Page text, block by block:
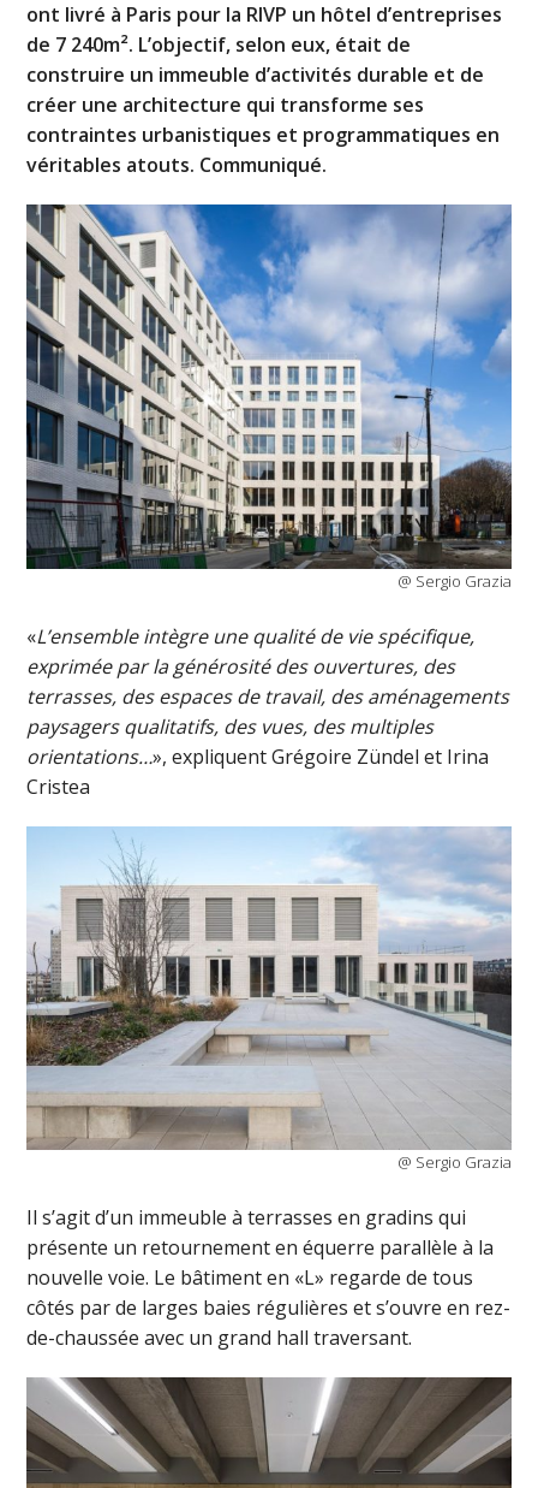
ont livré à Paris pour la RIVP un hôtel d’entreprises
de 7 240m². L’objectif, selon eux, était de
construire un immeuble d’activités durable et de
créer une architecture qui transforme ses
contraintes urbanistiques et programmatiques en
véritables atouts. Communiqué.
@ Sergio Grazia
«L’ensemble intègre une qualité de vie spécifique,
exprimée par la générosité des ouvertures, des
terrasses, des espaces de travail, des aménagements
paysagers qualitatifs, des vues, des multiples
orientations…», expliquent Grégoire Zündel et Irina
Cristea
@ Sergio Grazia
Il s’agit d’un immeuble à terrasses en gradins qui
présente un retournement en équerre parallèle à la
nouvelle voie. Le bâtiment en «L» regarde de tous
côtés par de larges baies régulières et s’ouvre en rez-
de-chaussée avec un grand hall traversant.